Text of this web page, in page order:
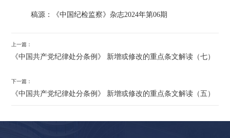
稿源：《中国纪检监察》杂志2024年第06期
上一篇：
《中国共产党纪律处分条例》 新增或修改的重点条文解读（七）
下一篇：
《中国共产党纪律处分条例》 新增或修改的重点条文解读（五）